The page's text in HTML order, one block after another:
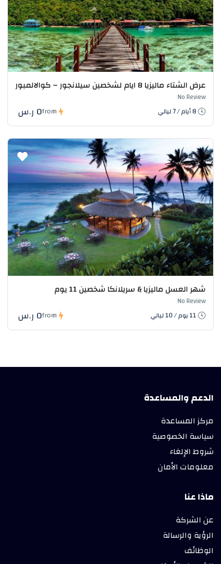
عرض الشتاء ماليزيا 8 ايام لشخصين سيلانجور – كوالالمبور
No Review
from0 ر.س
شهر العسل ماليزيا & سريلانكا شخصين 11 يوم
No Review
from0 ر.س
الدعم والمساعدة
مركز المساعدة
سياسة الخصوصية
شروط الإلغاء
معلومات الأمان
ماذا عنا
عن الشركة
الرؤية والرسالة
الوظائف